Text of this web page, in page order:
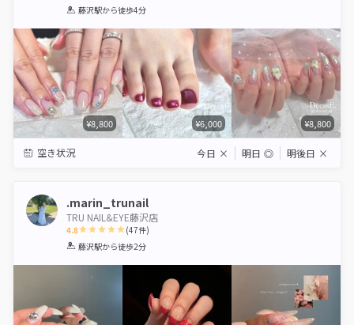
1 2 3 4 5
藤沢駅から徒歩4分
¥8,800 ¥6,000 ¥8,800
空き状況 今日 × 明日 ◎ 明後日 ×
.marin_trunail
TRU NAIL&EYE藤沢店
4.8
1 2 3 4 5
(47件)
藤沢駅から徒歩2分